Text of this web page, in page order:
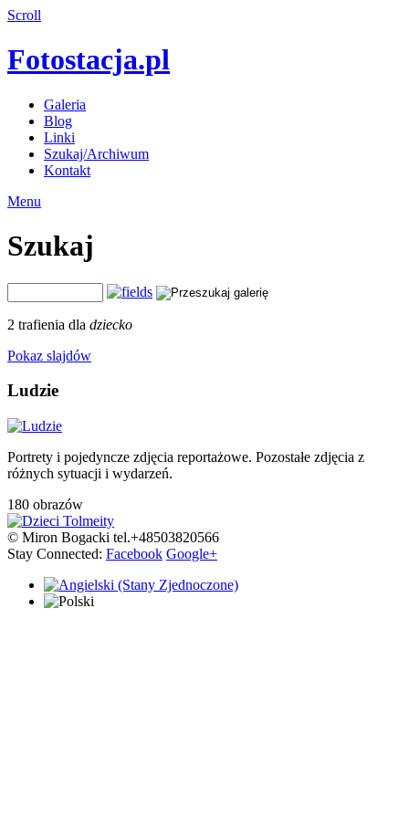
Scroll
Fotostacja.pl
Galeria
Blog
Linki
Szukaj/Archiwum
Kontakt
Menu
Szukaj
2 trafienia dla dziecko
Pokaz slajdów
Ludzie
Portrety i pojedyncze zdjęcia reportażowe. Pozostałe zdjęcia z
różnych sytuacji i wydarzeń.
180 obrazów
© Miron Bogacki tel.+48503820566
Stay Connected: Facebook Google+